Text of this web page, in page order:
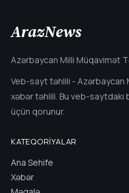
ArazNews
Azərbaycan Milli Müqavimət
Veb-sayt təhlili - Azərbaycan
xəbər təhlili. Bu veb-
üçün qorunur.
KATEQORIYALAR
Ana Sehife
Xəbər